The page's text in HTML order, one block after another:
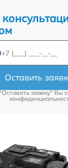
Оставить
заявку" Вы